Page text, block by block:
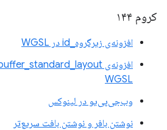
کروم ۱۴۴
افزونه‌ی زیرگروه_id در WGSL
WGSL
وب‌جی‌پی‌یو در لینوکس
نوشتن بافر و نوشتن بافت سریع‌تر